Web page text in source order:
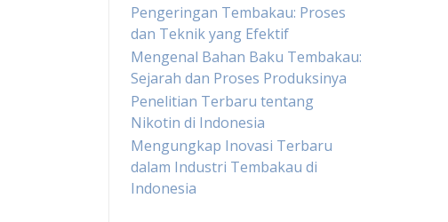
Pengeringan Tembakau: Proses
dan Teknik yang Efektif
Mengenal Bahan Baku Tembakau:
Sejarah dan Proses Produksinya
Penelitian Terbaru tentang
Nikotin di Indonesia
Mengungkap Inovasi Terbaru
dalam Industri Tembakau di
Indonesia